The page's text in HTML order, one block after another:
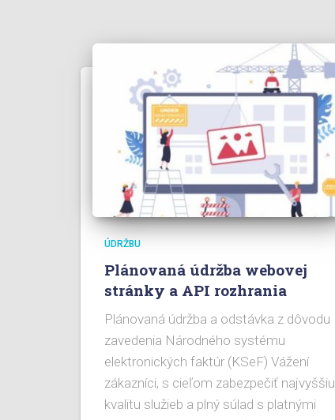
ÚDRŽBU
Plánovaná údržba webovej
stránky a API rozhrania
Plánovaná údržba a odstávka z dôvodu
zavedenia Národného systému
elektronických faktúr (KSeF) Vážení
zákazníci, s cieľom zabezpečiť najvyššiu
kvalitu služieb a plný súlad s platnými